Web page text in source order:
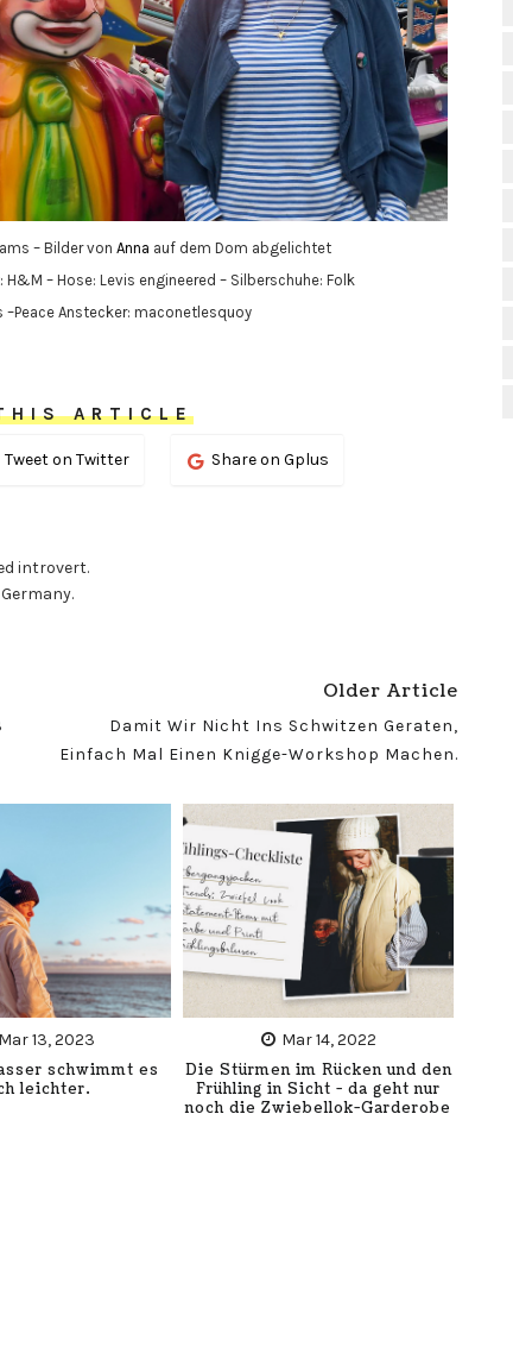
– Bilder von Anna auf dem Dom abgelichtet
– Hose: Levis engineered – Silberschuhe: Folk
–Peace Anstecker: maconetlesquoy
ARTICLE
Tweet on Twitter Share on Gplus
introvert.
Older Article
Damit Wir Nicht Ins Schwitzen Geraten,
Einfach Mal Einen Knigge-Workshop Machen.
Mar 13, 2023
schwimmt es
leichter.
Mar 14, 2022
Die Stürmen im Rücken und den
Frühling in Sicht - da geht nur
noch die Zwiebellok-Garderobe